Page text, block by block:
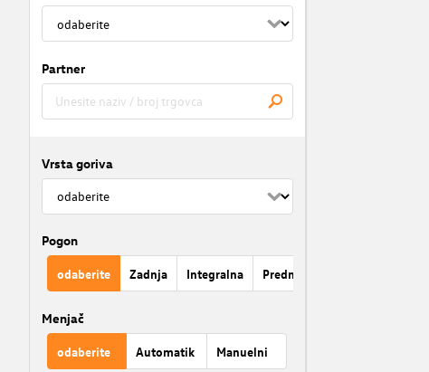
Partner
Vrsta goriva
Pogon
odaberite Zadnja Integralna Prednja
Menjač
odaberite Automatik Manuelni